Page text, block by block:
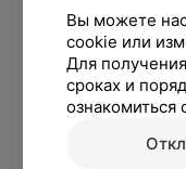
Вы можете
cookie или
Для
сроках и
ознакомиться